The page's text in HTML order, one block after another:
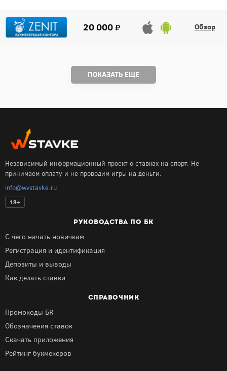
20 000 Обзор
ПОКАЗАТЬ ЕЩЕ
Независимый информационный проект о ставках на спорт. Не
принимаем оплату и не проводим игры на деньги.
info@wvstavke.ru
18+
РУКОВОДСТВА ПО БК
С чего начать новичкам
Регистрация и идентификация
Депозиты и выводы
Как делать ставки
СПРАВОЧНИК
Промокоды БК
Обозначения ставок
Скачать приложения
Рейтинг букмекеров